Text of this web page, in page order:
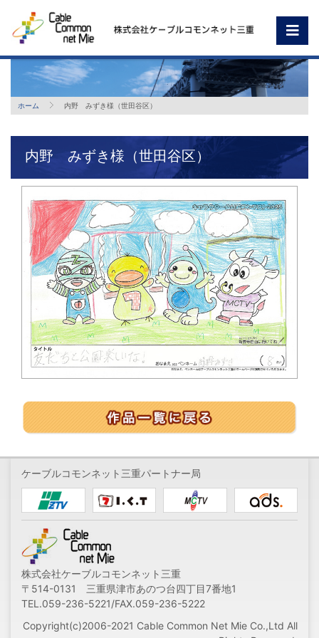
ホーム 内野 みずき様（世田谷区）
内野 みずき様（世田谷区）
ケーブルコモンネット三重パートナー局
株式会社ケーブルコモンネット三重
〒514-0131 三重県津市あのつ台四丁目7番地1
TEL.059-236-5221/FAX.059-236-5222
Copyright(c)2006-2021 Cable Common Net Mie Co.,Ltd All